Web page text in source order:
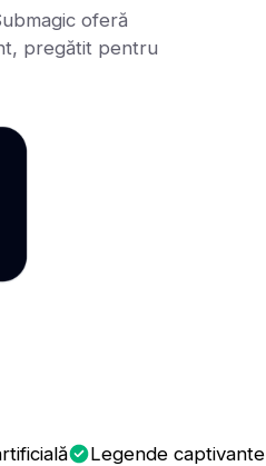
oferă
pregătit pentru
Legende captivante